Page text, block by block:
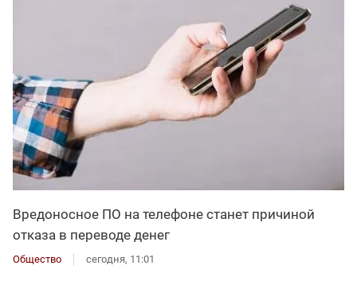
Вредоносное ПО на телефоне станет причиной
отказа в переводе денег
Общество сегодня, 11:01